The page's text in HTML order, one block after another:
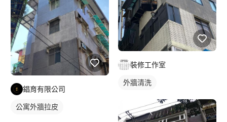
錩育有限公司
公寓外牆拉皮
裝修工作室
外牆清洗